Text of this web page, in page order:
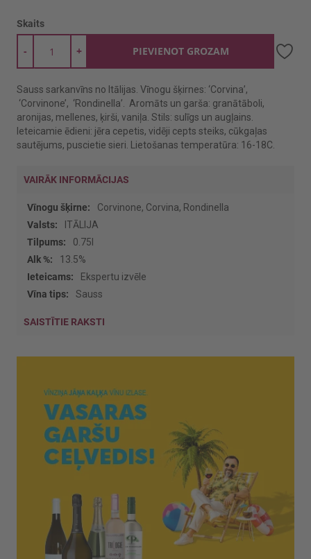
Skaits
+
- PIEVIENOT GROZAM
Sauss sarkanvīns no Itālijas. Vīnogu šķirnes: ‘Corvina’,
‘Corvinone’, ‘Rondinella’. Aromāts un garša: granātāboli,
aronijas, mellenes, ķirši, vaniļa. Stils: sulīgs un augļains.
Ieteicamie ēdieni: jēra cepetis, vidēji cepts steiks, cūkgaļas
sautējums, puscietie sieri. Lietošanas temperatūra: 16-18C.
VAIRĀK INFORMĀCIJAS
Vairāk
informācijas
Corvinone, Corvina, Rondinella
ITĀLIJA
0.75l
13.5%
Ekspertu izvēle
Sauss
SAISTĪTIE RAKSTI